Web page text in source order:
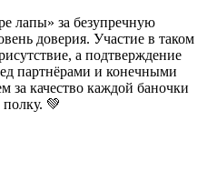
лапы» за безупречную
доверия. Участие в таком
а подтверждение
партнёрами и конечными
за качество каждой баночки
💚